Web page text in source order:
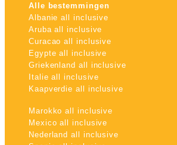
Alle bestemmingen
Albanie all inclusive
Aruba all inclusive
Curacao all inclusive
Egypte all inclusive
Griekenland all inclusive
Italie all inclusive
Kaapverdie all inclusive
Marokko all inclusive
Mexico all inclusive
Nederland all inclusive